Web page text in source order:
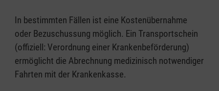
In bestimmten Fällen ist eine Kostenübernahme
oder Bezuschussung möglich. Ein Transportschein
(offiziell: Verordnung einer Krankenbeförderung)
ermöglicht die Abrechnung medizinisch notwendiger
Fahrten mit der Krankenkasse.